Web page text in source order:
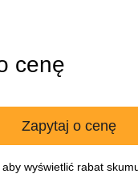
cenę
Zapytaj o cenę
, aby wyświetlić rabat